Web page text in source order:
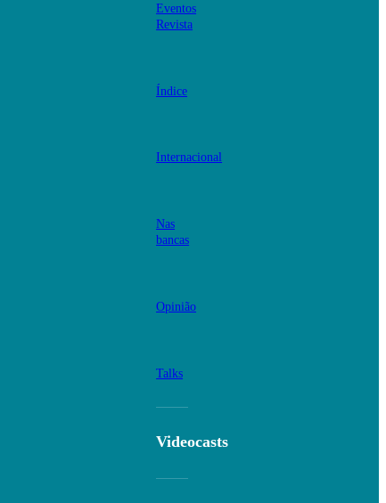
Eventos
Revista
Índice
Internacional
Nas
bancas
Opinião
Talks
Videocasts